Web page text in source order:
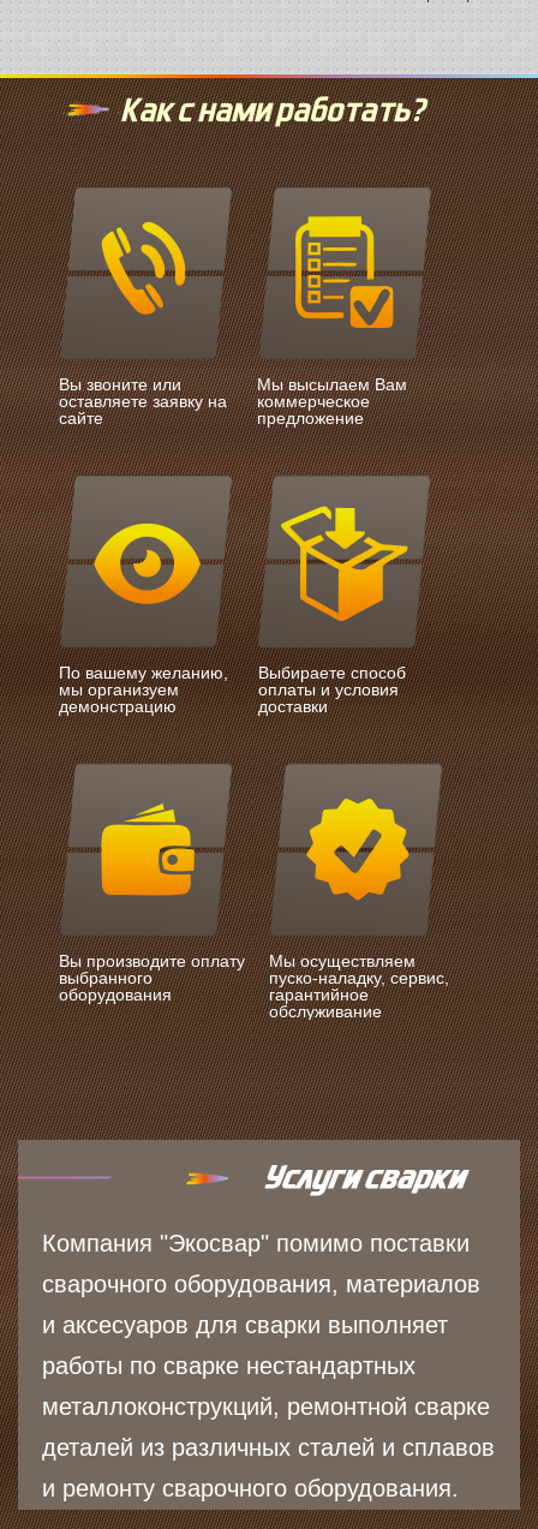
Как с нами работать?
Вы звоните или
оставляете заявку на
сайте
Мы высылаем Вам
коммерческое
предложение
По вашему желанию,
мы организуем
демонстрацию
Выбираете способ
оплаты и условия
доставки
Вы производите оплату
выбранного
оборудования
Мы осуществляем
пуско-наладку, сервис,
гарантийное
обслуживание
Компания "Экосвар" помимо поставки
сварочного оборудования, материалов
и аксесуаров для сварки выполняет
работы по сварке нестандартных
металлоконструкций, ремонтной сварке
деталей из различных сталей и сплавов
и ремонту сварочного оборудования.